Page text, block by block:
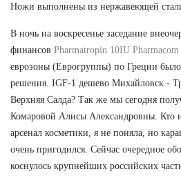
Ножи выполнены из нержавеющей стали
В ночь на воскресенье заседание
финансов Pharmatropin 10IU
еврозоны (Еврогруппы) по Греции
решения. IGF-1 дешево Михайловск -
Верхняя Салда? Так же мы сегодня
Комаровой Алисы Александровны. Кто
арсенал косметики, я не поняла, но
очень пригодился. Сейчас очередное
коснулось крупнейших российских